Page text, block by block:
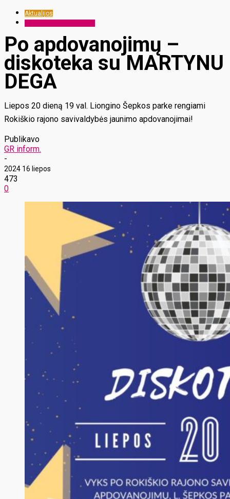
Aktualijos
Po apdovanojimų –
diskoteka su MARTYNU
DEGA
Liepos 20 dieną 19 val. Liongino Šepkos parke rengiami
Rokiškio rajono savivaldybės jaunimo apdovanojimai!
Publikavo
GR inform.
-
2024 16 liepos
473
0